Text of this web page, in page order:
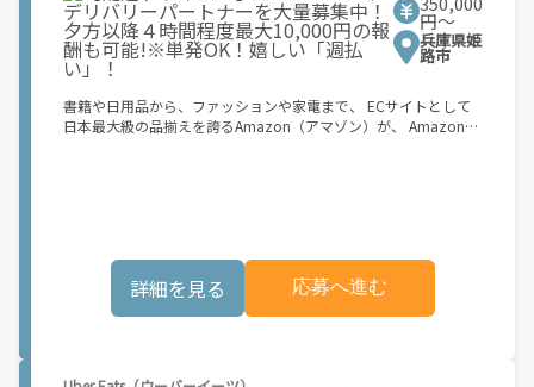
一である必要があります。 【配達業務の流れ】 登録手続きを完
了すると、オファー（委託する配達業務）をアプリで確認するこ
とができます。 あとは、3つのステップで稼働するだけです。 1.
オファーを受諾する 2. デリバリーステーションで荷物をピックア
られたくないけれど、安定した収入がほしい...] 「スキマ時間はあ
るけれど、その時間に稼げる方法がない...」 「新しい業務にチャ
する費用など）はすべて自己負担となります。
OK！嬉しい「週払い」！
円〜
兵庫県姫
路市
書籍や日用品から、ファッションや家電まで、 ECサイトとして
日本最大級の品揃えを誇るAmazon（アマゾン）が、 Amazon
ンタル・リースサービスも利用できます！ 【Amazon Flexの魅
力】 ・少ない荷物量から試すこともでき、すぐ、簡単に始められ
る！ ・稼働する日や時間帯を自分で自由に決められるから、スキ
詳細を見る 応募へ進む